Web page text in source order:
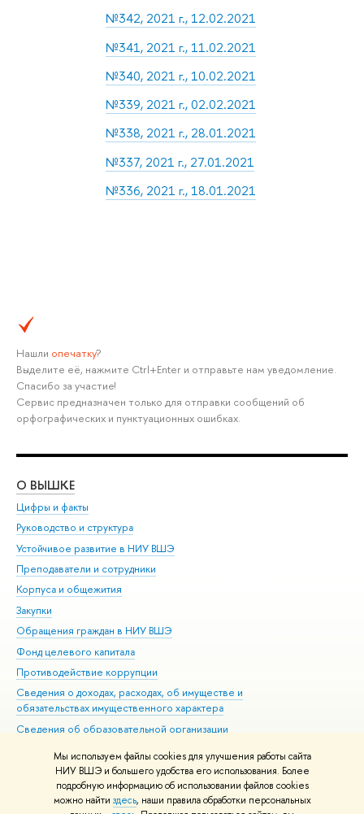
Мы используем файлы cookies для улучшения работы сайта
НИУ ВШЭ и большего удобства его использования. Более
подробную информацию об использовании файлов cookies
можно найти здесь, наши правила обработки персональных
№342, 2021 г., 12.02.2021
№341, 2021 г., 11.02.2021
№340, 2021 г., 10.02.2021
№339, 2021 г., 02.02.2021
№338, 2021 г., 28.01.2021
№337, 2021 г., 27.01.2021
№336, 2021 г., 18.01.2021
Нашли опечатку?
Выделите её, нажмите Ctrl+Enter и отправьте нам уведомление.
Спасибо за участие!
Сервис предназначен только для отправки сообщений об
орфографических и пунктуационных ошибках.
О ВЫШКЕ
Цифры и факты
Руководство и структура
Устойчивое развитие в НИУ ВШЭ
Преподаватели и сотрудники
Корпуса и общежития
Закупки
Обращения граждан в НИУ ВШЭ
Фонд целевого капитала
Противодействие коррупции
Сведения о доходах, расходах, об имуществе и
обязательствах имущественного характера
Сведения об образовательной организации
Людям с ограниченными возможностями здоровья
Единая платежная страница
Работа в Вышке